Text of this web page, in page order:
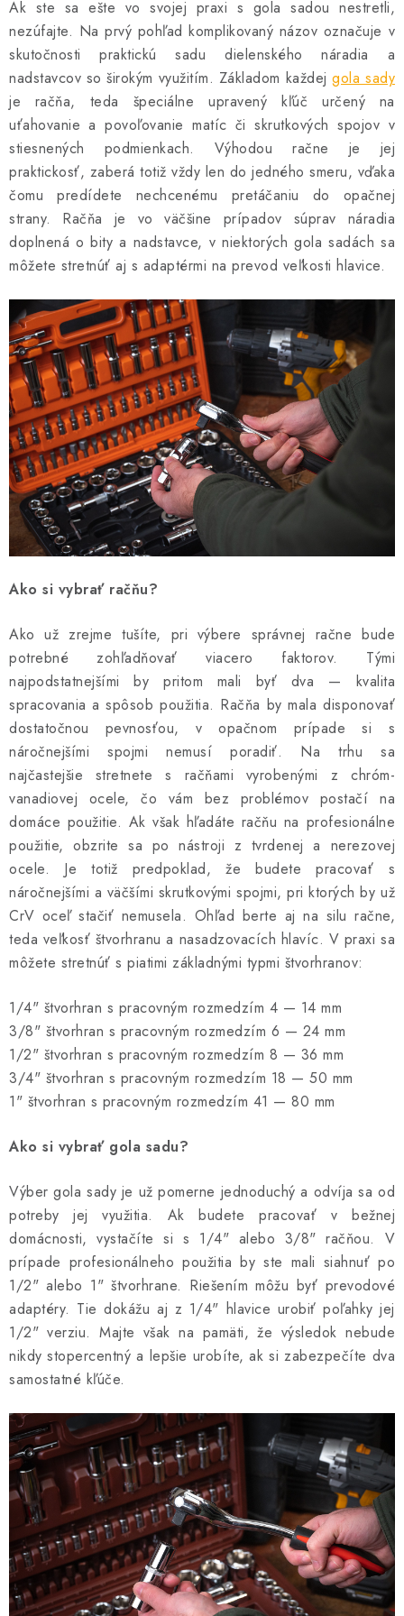
Ak ste sa ešte vo svojej praxi s gola sadou nestretli,
nezúfajte. Na prvý pohľad komplikovaný názov označuje v
skutočnosti praktickú sadu dielenského náradia a
nadstavcov so širokým využitím. Základom každejgola sady
je račňa, teda špeciálne upravený kľúč určený na
uťahovanie a povoľovanie matíc či skrutkových spojov v
stiesnených podmienkach. Výhodou račne je jej
praktickosť, zaberá totiž vždy len do jedného smeru, vďaka
čomu predídete nechcenému pretáčaniu do opačnej
strany. Račňa je vo väčšine prípadov súprav náradia
doplnená o bity a nadstavce, v niektorých gola sadách sa
môžete stretnúť aj s adaptérmi na prevod veľkosti hlavice.
Ako si vybrať račňu?
Ako už zrejme tušíte, pri výbere správnej račne bude
potrebné zohľadňovať viacero faktorov. Tými
najpodstatnejšími by pritom mali byť dva — kvalita
spracovania a spôsob použitia. Račňa by mala disponovať
dostatočnou pevnosťou, v opačnom prípade si s
náročnejšími spojmi nemusí poradiť. Na trhu sa
najčastejšie stretnete s račňami vyrobenými z chróm-
vanadiovej ocele, čo vám bez problémov postačí na
domáce použitie. Ak však hľadáte račňu na profesionálne
použitie, obzrite sa po nástroji z tvrdenej a nerezovej
ocele. Je totiž predpoklad, že budete pracovať s
náročnejšími a väčšími skrutkovými spojmi, pri ktorých by už
CrV oceľ stačiť nemusela. Ohľad berte aj na silu račne,
teda veľkosť štvorhranu a nasadzovacích hlavíc. V praxi sa
môžete stretnúť s piatimi základnými typmi štvorhranov:
1/4" štvorhran s pracovným rozmedzím 4 — 14 mm
3/8" štvorhran s pracovným rozmedzím 6 — 24 mm
1/2" štvorhran s pracovným rozmedzím 8 — 36 mm
3/4" štvorhran s pracovným rozmedzím 18 — 50 mm
1" štvorhran s pracovným rozmedzím 41 — 80 mm
Ako si vybrať gola sadu?
Výber gola sady je už pomerne jednoduchý a odvíja sa od
potreby jej využitia. Ak budete pracovať v bežnej
domácnosti, vystačíte si s 1/4" alebo 3/8" račňou. V
prípade profesionálneho použitia by ste mali siahnuť po
1/2" alebo 1" štvorhrane. Riešením môžu byť prevodové
adaptéry. Tie dokážu aj z 1/4" hlavice urobiť poľahky jej
1/2" verziu. Majte však na pamäti, že výsledok nebude
nikdy stopercentný a lepšie urobíte, ak si zabezpečíte dva
samostatné kľúče.